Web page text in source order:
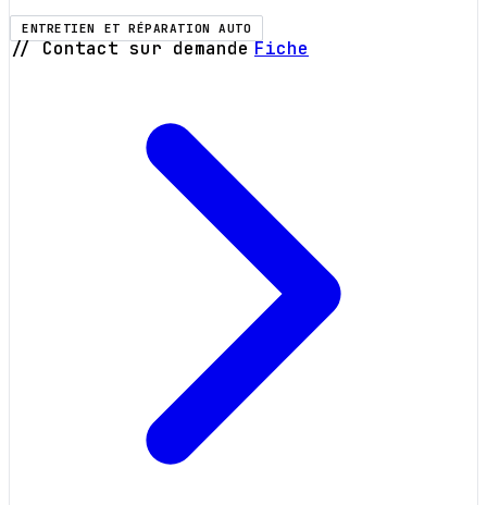
ENTRETIEN ET RÉPARATION AUTO
// Contact sur demande Fiche